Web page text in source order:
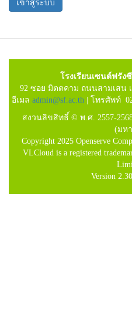
โรงเรียนเซนต์ฟรั
92 ซอย มิตตคาม ถนนสามเสน
อีเมล admin@sf.ac.th | โทรศัพท์
สงวนลิขสิทธิ์ © พ.ศ. 2557-
(มห
Copyright 2025 Openserve
VLCloud is a registered
Version